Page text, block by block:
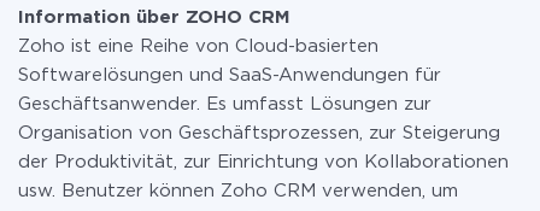
Information über ZOHO CRM
Zoho ist eine Reihe von Cloud-basierten
Softwarelösungen und SaaS-Anwendungen für
Geschäftsanwender. Es umfasst Lösungen zur
Organisation von Geschäftsprozessen, zur Steigerung
der Produktivität, zur Einrichtung von Kollaborationen
usw. Benutzer können Zoho CRM verwenden, um